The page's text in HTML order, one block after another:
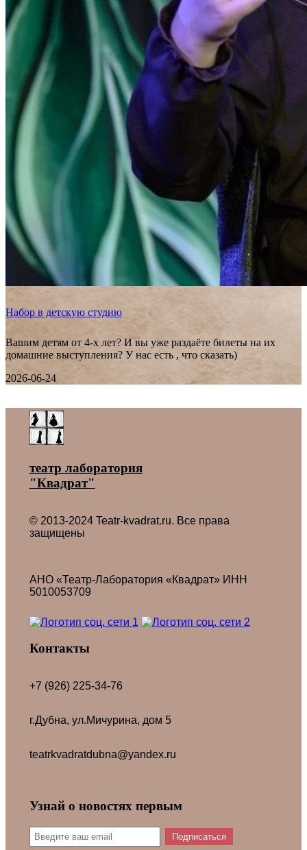
Набор в детскую студию
Вашим детям от 4-х лет? И вы уже раздаёте билеты на их
домашние выступления? У нас есть , что сказать)
2026-06-24
театр лаборатория
"Квадрат"
© 2013-2024 Teatr-kvadrat.ru. Все права
защищены
АНО «Театр-Лаборатория «Квадрат» ИНН
5010053709
Контакты
+7 (926) 225-34-76
г.Дубна, ул.Мичурина, дом 5
teatrkvadratdubna@yandex.ru
Узнай о новостях первым
Подписаться